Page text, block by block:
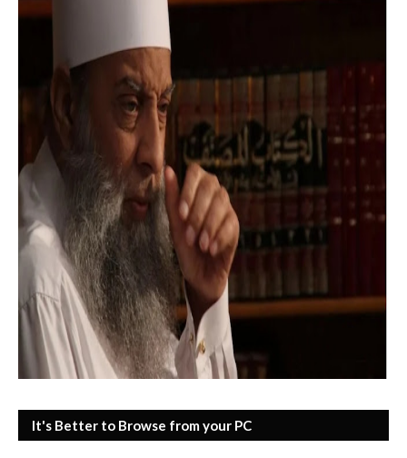
It's Better to Browse from your PC